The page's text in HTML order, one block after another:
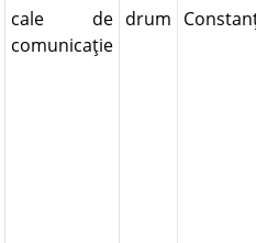
cale de
comunicaţie
drum